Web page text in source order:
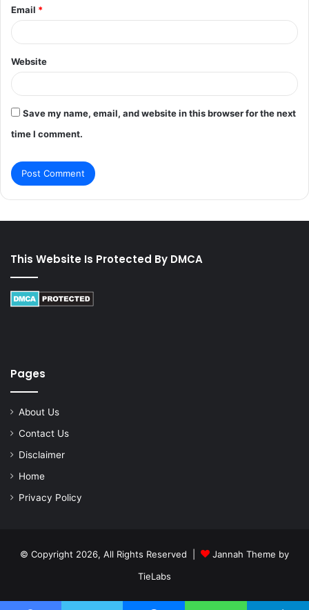
Email *
Website
Save my name, email, and website in this browser for the next
time I comment.
This Website Is Protected By DMCA
Pages
About Us
Contact Us
Disclaimer
Home
Privacy Policy
© Copyright 2026, All Rights Reserved |
Jannah Theme by
TieLabs